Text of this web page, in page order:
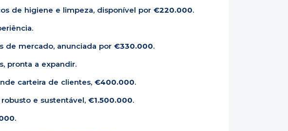
de higiene e limpeza, disponível por €220.000.
de mercado, anunciada por €330.000.
pronta a expandir.
carteira de clientes, €400.000.
e sustentável, €1.500.000.
.